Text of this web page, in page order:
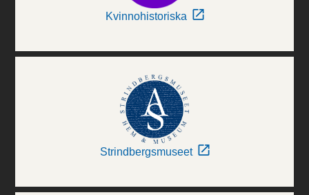
Kvinnohistoriska
Strindbergsmuseet